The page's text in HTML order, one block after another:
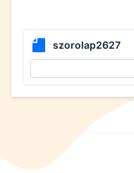
szorolap2627